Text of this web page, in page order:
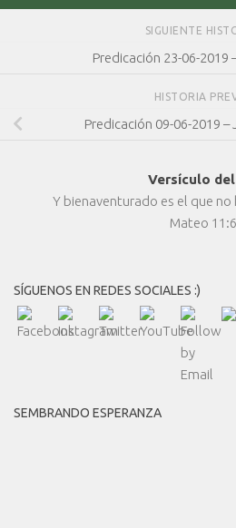
SIGUIENTE
Predicación 23-06-2019
HISTORIA
Predicación 09-06-2019 –
Versículo
Y bienaventurado es el que
Mateo 11:6
SÍGUENOS EN REDES SOCIALES :)
SEMBRANDO ESPERANZA